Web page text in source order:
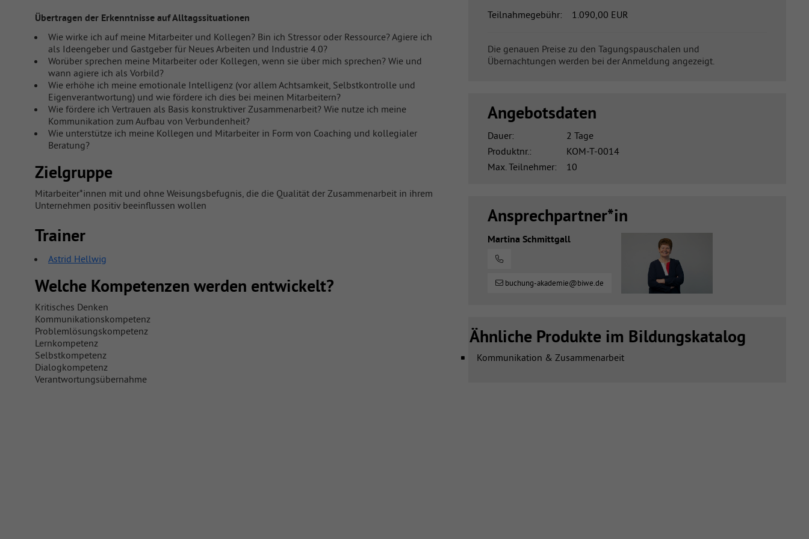
Übertragen der Erkenntnisse auf Alltagssituationen
Wie wirke ich auf meine Mitarbeiter und Kollegen? Bin ich Stressor oder Ressource? Agiere ich
als Ideengeber und Gastgeber für Neues Arbeiten und Industrie 4.0?
Worüber sprechen meine Mitarbeiter oder Kollegen, wenn sie über mich sprechen? Wie und
wann agiere ich als Vorbild?
Wie erhöhe ich meine emotionale Intelligenz (vor allem Achtsamkeit, Selbstkontrolle und
Eigenverantwortung) und wie fördere ich dies bei meinen Mitarbeitern?
Wie fördere ich Vertrauen als Basis konstruktiver Zusammenarbeit? Wie nutze ich meine
Kommunikation zum Aufbau von Verbundenheit?
Wie unterstütze ich meine Kollegen und Mitarbeiter in Form von Coaching und kollegialer
Beratung?
Zielgruppe
Mitarbeiter*innen mit und ohne Weisungsbefugnis, die die Qualität der Zusammenarbeit in ihrem
Unternehmen positiv beeinflussen wollen
Trainer
Astrid Hellwig
Welche Kompetenzen werden entwickelt?
Kritisches Denken
Kommunikationskompetenz
Problemlösungskompetenz
Lernkompetenz
Selbstkompetenz
Dialogkompetenz
Verantwortungsübernahme
Teilnahmegebühr: 1.090,00 EUR
Die genauen Preise zu den Tagungspauschalen und
Übernachtungen werden bei der Anmeldung angezeigt.
Angebotsdaten
Dauer:
2 Tage
Produktnr.:
KOM-T-0014
Max. Teilnehmer:
10
Ansprechpartner*in
Martina Schmittgall
buchung-akademie@biwe.de
Ähnliche Produkte im Bildungskatalog
Kommunikation & Zusammenarbeit